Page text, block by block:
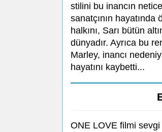
stilini bu inancın
sanatçının
halkını, Sarı bütün
dünyadır. Ayrıca bu
Marley, inancı
hayatını kaybetti...
ONE LOVE filmi sevgi